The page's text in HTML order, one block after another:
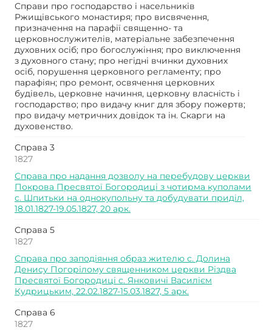
Справи про господарство і насельників
Ржищівського монастиря; про висвячення,
призначення на парафії священно- та
церковнослужителів, матеріальне забезпечення
духовних осіб; про богослужіння; про виключення
з духовного стану; про негідні вчинки духовних
осіб, порушення церковного регламенту; про
парафіян; про ремонт, освячення церковних
будівель, церковне начиння, церковну власність і
господарство; про видачу книг для збору пожертв;
про видачу метричних довідок та ін. Скарги на
духовенство.
Справа 3
1827
Справа про надання дозволу на перебудову церкви
Покрова Пресвятої Богородиці з чотирма куполами
с. Шпитьки на однокупольну та добудувати приділ,
18.01.1827-19.05.1827, 20 арк.
Справа 5
1827
Справа про заподіяння образ жителю с. Долина
Денису Погорілому священником церкви Різдва
Пресвятої Богородиці с. Янковичі Василієм
Кудрицьким, 22.02.1827-15.03.1827, 5 арк.
Справа 6
1827